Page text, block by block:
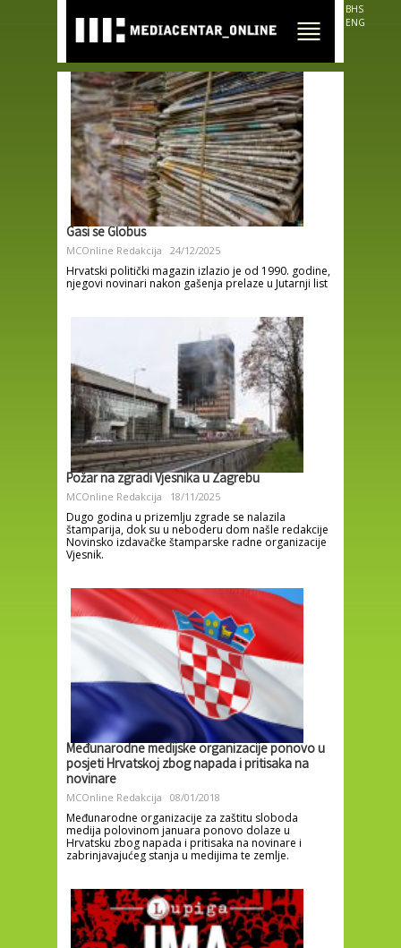
main
content
BHS
ENG
Gasi se Globus
MCOnline Redakcija 24/12/2025
Hrvatski politički magazin izlazio je od 1990. godine,
njegovi novinari nakon gašenja prelaze u Jutarnji list
Požar na zgradi Vjesnika u Zagrebu
MCOnline Redakcija 18/11/2025
Dugo godina u prizemlju zgrade se nalazila
štamparija, dok su u neboderu dom našle redakcije
Novinsko izdavačke štamparske radne organizacije
Vjesnik.
Međunarodne medijske organizacije ponovo u
posjeti Hrvatskoj zbog napada i pritisaka na
novinare
MCOnline Redakcija 08/01/2018
Međunarodne organizacije za zaštitu sloboda
medija polovinom januara ponovo dolaze u
Hrvatsku zbog napada i pritisaka na novinare i
zabrinjavajućeg stanja u medijima te zemlje.